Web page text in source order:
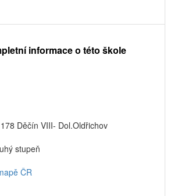
informace o této škole
Děčín VIII- Dol.Oldřichov
stupeň
ČR